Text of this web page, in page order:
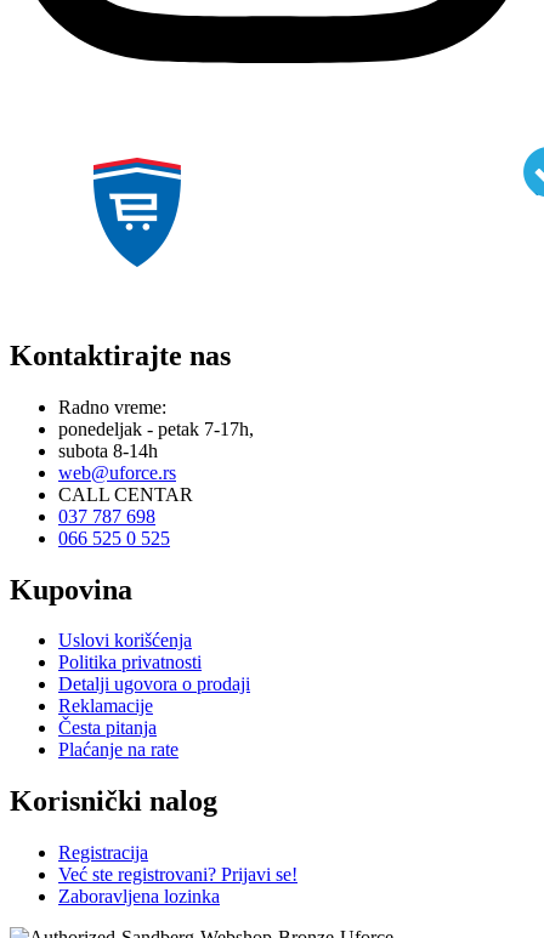
Kontaktirajte nas
Radno vreme:
ponedeljak - petak 7-17h,
subota 8-14h
web@uforce.rs
CALL CENTAR
037 787 698
066 525 0 525
Kupovina
Uslovi korišćenja
Politika privatnosti
Detalji ugovora o prodaji
Reklamacije
Česta pitanja
Plaćanje na rate
Korisnički nalog
Registracija
Već ste registrovani? Prijavi se!
Zaboravljena lozinka